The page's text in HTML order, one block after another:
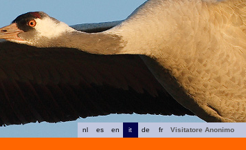
fr
de
it
en
es
nl
Visitatore Anonimo